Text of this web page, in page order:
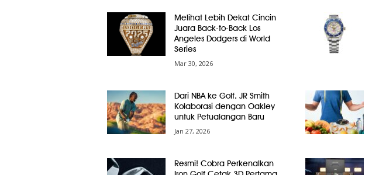
Melihat Lebih Dekat Cincin
Juara Back-to-Back Los
Angeles Dodgers di World
Series
Mar 30, 2026
Dari NBA ke Golf, JR Smith
Kolaborasi dengan Oakley
untuk Petualangan Baru
Jan 27, 2026
Resmi! Cobra Perkenalkan